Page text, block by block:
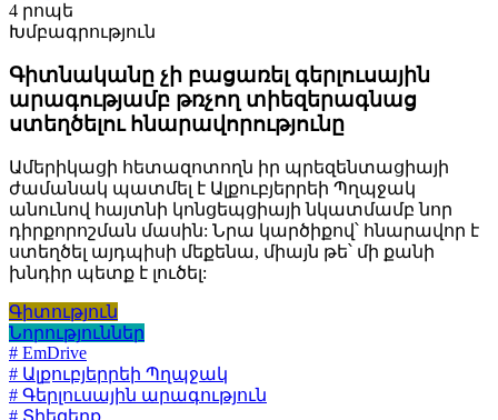
4 րոպե
Խմբագրություն
Գիտնականը չի բացառել գերլուսային
արագությամբ թռչող տիեզերագնաց
ստեղծելու հնարավորությունը
Ամերիկացի հետազոտողն իր պրեզենտացիայի
ժամանակ պատմել է Ալքուբյերրեի Պղպջակ
անունով հայտնի կոնցեպցիայի նկատմամբ նոր
դիրքորոշման մասին: Նրա կարծիքով՝ հնարավոր է
ստեղծել այդպիսի մեքենա, միայն թե՝ մի քանի
խնդիր պետք է լուծել:
Գիտություն
Նորություններ
# EmDrive
# Ալքուբյերրեի Պղպջակ
# Գերլուսային արագություն